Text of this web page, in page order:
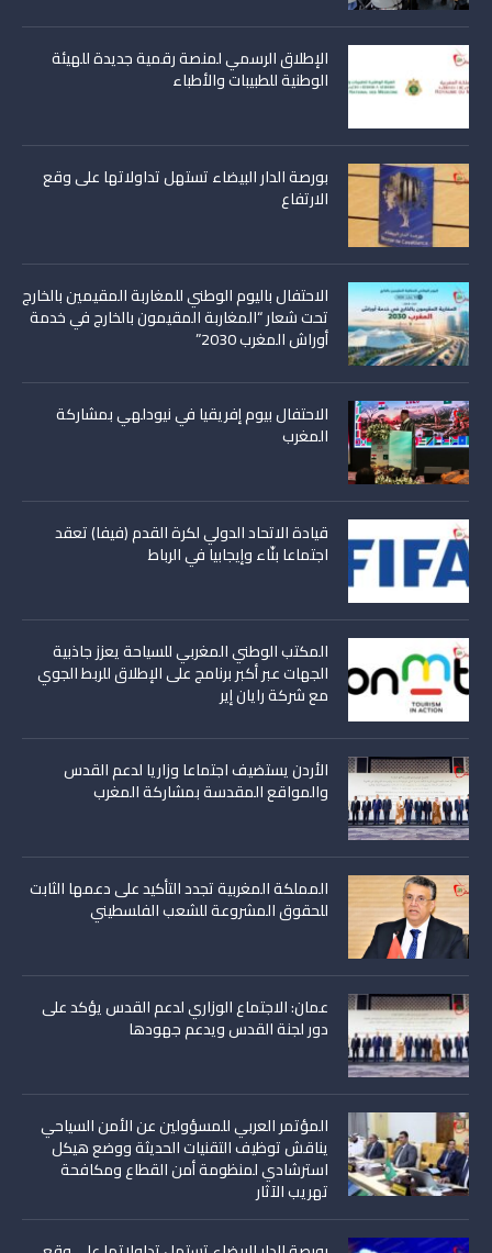
الإطلاق الرسمي لمنصة رقمية جديدة للهيئة
الوطنية للطبيبات والأطباء
بورصة الدار البيضاء تستهل تداولاتها على وقع
الارتفاع
الاحتفال باليوم الوطني للمغاربة المقيمين بالخارج
تحت شعار “المغاربة المقيمون بالخارج في خدمة
أوراش المغرب 2030”
الاحتفال بيوم إفريقيا في نيودلهي بمشاركة
المغرب
قيادة الاتحاد الدولي لكرة القدم (فيفا) تعقد
اجتماعا بنّاء وإيجابيا في الرباط
المكتب الوطني المغربي للسياحة يعزز جاذبية
الجهات عبر أكبر برنامج على الإطلاق للربط الجوي
مع شركة رايان إير
الأردن يستضيف اجتماعا وزاريا لدعم القدس
والمواقع المقدسة بمشاركة المغرب
المملكة المغربية تجدد التأكيد على دعمها الثابت
للحقوق المشروعة للشعب الفلسطيني
عمان: الاجتماع الوزاري لدعم القدس يؤكد على
دور لجنة القدس ويدعم جهودها
المؤتمر العربي للمسؤولين عن الأمن السياحي
يناقش توظيف التقنيات الحديثة ووضع هيكل
استرشادي لمنظومة أمن القطاع ومكافحة
تهريب الآثار